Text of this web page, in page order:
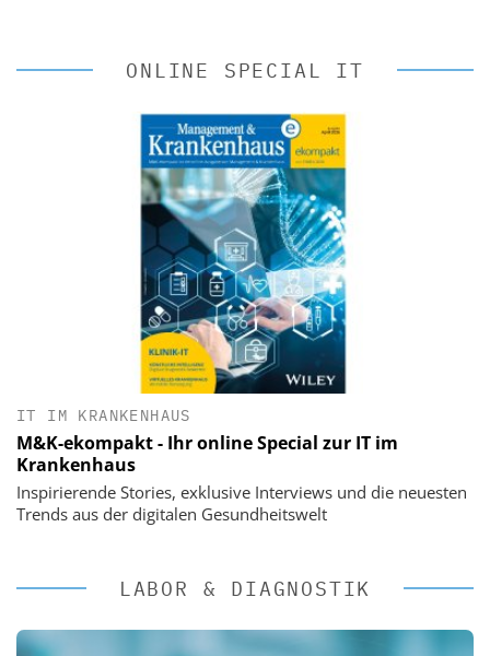
ONLINE SPECIAL IT
IT IM KRANKENHAUS
M&K-ekompakt - Ihr online Special zur IT im
Krankenhaus
Inspirierende Stories, exklusive Interviews und die neuesten
Trends aus der digitalen Gesundheitswelt
LABOR & DIAGNOSTIK